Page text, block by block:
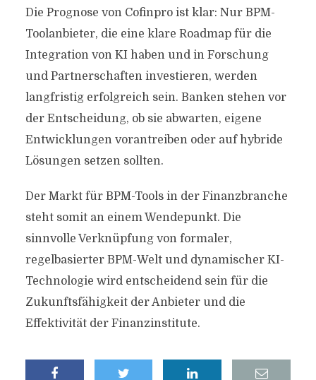
Die Prognose von Cofinpro ist klar: Nur BPM-
Toolanbieter, die eine klare Roadmap für die
Integration von KI haben und in Forschung
und Partnerschaften investieren, werden
langfristig erfolgreich sein. Banken stehen vor
der Entscheidung, ob sie abwarten, eigene
Entwicklungen vorantreiben oder auf hybride
Lösungen setzen sollten.
Der Markt für BPM-Tools in der Finanzbranche
steht somit an einem Wendepunkt. Die
sinnvolle Verknüpfung von formaler,
regelbasierter BPM-Welt und dynamischer KI-
Technologie wird entscheidend sein für die
Zukunftsfähigkeit der Anbieter und die
Effektivität der Finanzinstitute.